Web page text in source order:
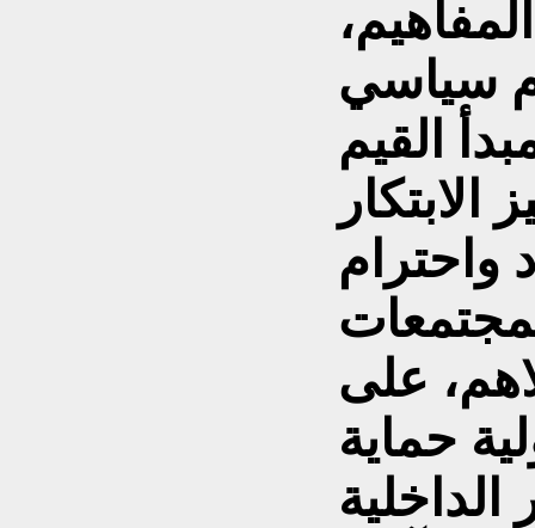
سياسي
القيم
واحترام
على
حماية